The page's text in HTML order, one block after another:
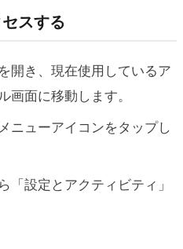
スする
開き、現在使用しているア
画面に移動します。
ニューアイコンをタップし
「設定とアクティビティ」